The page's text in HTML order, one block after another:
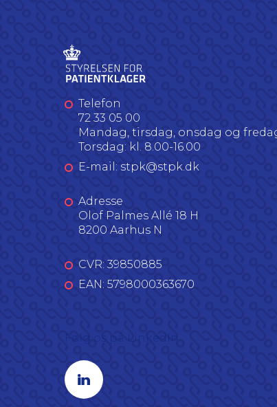
Telefon
72 33 05 00
Mandag, tirsdag, onsdag og
Torsdag: kl. 8.00-16.00
E-mail: stpk@stpk.dk
Adresse
Olof Palmes Allé 18 H
8200 Aarhus N
CVR: 39850885
EAN: 5798000363670
Linkedin profil